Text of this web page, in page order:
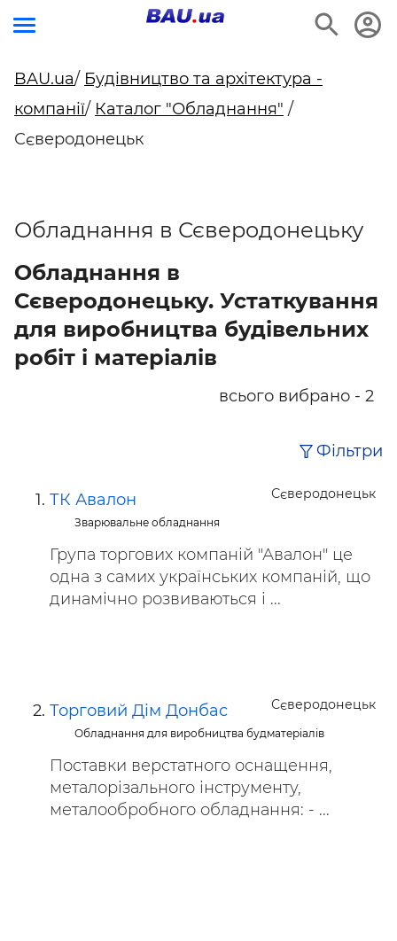
BAU.ua/ Будівництво та архітектура -
компанії/ Каталог "Обладнання" /
Сєверодонецьк
Обладнання в Сєверодонецьку
Обладнання в
Сєверодонецьку. Устаткування
для виробництва будівельних
робіт і матеріалів
всього вибрано - 2
Фільтри
Сєверодонецьк
ТК Авалон
Зварювальне обладнання
Група торгових компаній "Авалон" це
одна з самих українських компаній, що
динамічно розвиваються і ...
Сєверодонецьк
Торговий Дім Донбас
Обладнання для виробництва будматеріалів
Поставки верстатного оснащення,
металорізального інструменту,
металообробного обладнання: - ...